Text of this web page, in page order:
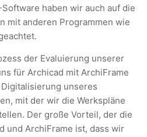
haben wir auch auf die
mit anderen Programmen wie
der Evaluierung unserer
für Archicad mit ArchiFrame
unseres
mit der wir die Werkspläne
Der große Vorteil, der die
und ArchiFrame ist, dass wir